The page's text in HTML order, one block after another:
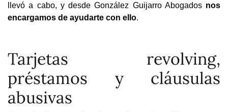
llevó a cabo, y desde González Guijarro Abogados nos
encargamos de ayudarte con ello.
Tarjetas revolving,
préstamos y cláusulas
abusivas